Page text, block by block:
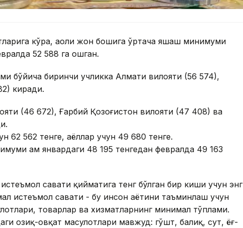
кўра, аҳоли жон бошига ўртача яшаш минимуми
52 588 га ошган.
бўйича биринчи учликка Алмати вилояти (56 574),
киради.
(46 672), Ғарбий Қозоғистон вилояти (47 408) ва
62 562 тенге, аёллар учун 49 680 тенге.
ҳам январдаги 48 195 тенгедан февралда 49 163
савати қийматига тенг бўлган бир киши учун энг
истеъмол савати - бу инсон ҳаётини таъминлаш учун
товарлар ва хизматларнинг минимал тўплами.
озиқ-овқат маҳсулотлари мавжуд: гўшт, балиқ, сут, ёғ-